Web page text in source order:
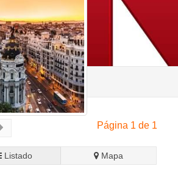
Página 1 de 1
Listado Mapa